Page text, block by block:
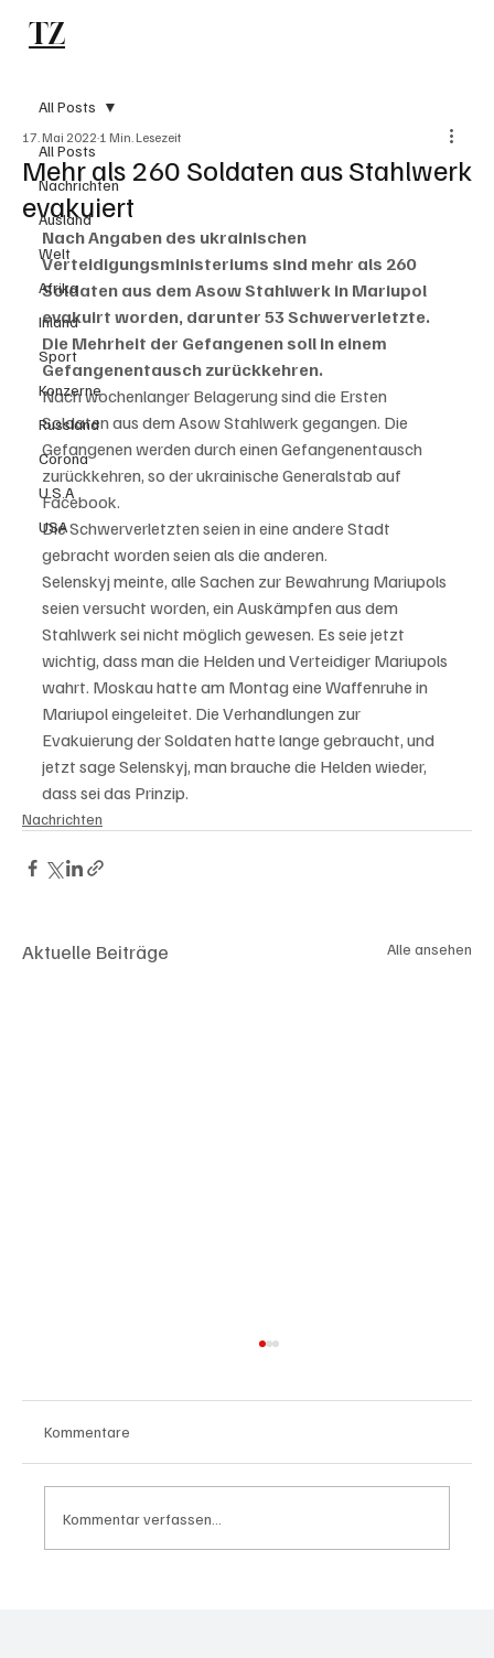
TZ
All Posts
Nachrichten
Ausland
Welt
Afrika
Inland
Sport
Konzerne
Russland
Corona
U.S.A
USA
All Posts
Mehr als 260 Soldaten aus Stahlwerk
evakuiert
17. Mai 2022 1 Min. Lesezeit
Nach Angaben des ukrainischen
Verteidigungsministeriums sind mehr als 260
Soldaten aus dem Asow Stahlwerk in Mariupol
evakuirt worden, darunter 53 Schwerverletzte.
Die Mehrheit der Gefangenen soll in einem
Gefangenentausch zurückkehren.
Nach wochenlanger Belagerung sind die Ersten
Soldaten aus dem Asow Stahlwerk gegangen. Die
Gefangenen werden durch einen Gefangenentausch
zurückkehren, so der ukrainische Generalstab auf
Facebook.
Die Schwerverletzten seien in eine andere Stadt
gebracht worden seien als die anderen.
Selenskyj meinte, alle Sachen zur Bewahrung Mariupols
seien versucht worden, ein Auskämpfen aus dem
Stahlwerk sei nicht möglich gewesen. Es seie jetzt
wichtig, dass man die Helden und Verteidiger Mariupols
wahrt. Moskau hatte am Montag eine Waffenruhe in
Mariupol eingeleitet. Die Verhandlungen zur
Evakuierung der Soldaten hatte lange gebraucht, und
jetzt sage Selenskyj, man brauche die Helden wieder,
dass sei das Prinzip.
Nachrichten
Aktuelle Beiträge Alle ansehen
Kommentare
Kommentar verfassen...